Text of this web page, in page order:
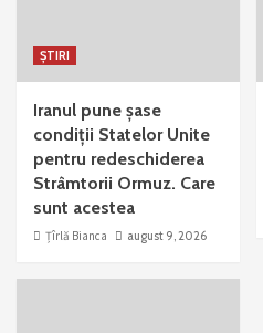
ȘTIRI
Iranul pune șase
condiții Statelor Unite
pentru redeschiderea
Strâmtorii Ormuz. Care
sunt acestea
Țîrlă Bianca august 9, 2026